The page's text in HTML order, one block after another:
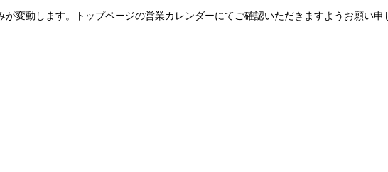
変動します。トップページの営業カレンダーにてご確認いただきますようお願い申